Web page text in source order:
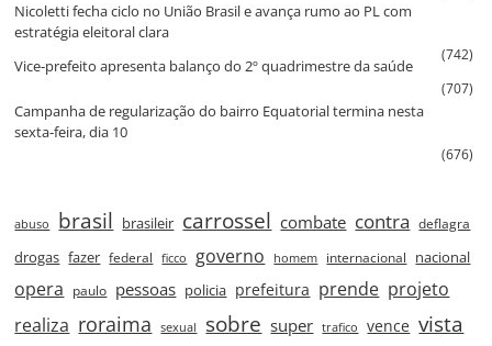
Nicoletti fecha ciclo no União Brasil e avança rumo ao PL com
estratégia eleitoral clara
(742)
Vice‑prefeito apresenta balanço do 2º quadrimestre da saúde
(707)
Campanha de regularização do bairro Equatorial termina nesta
sexta‑feira, dia 10
(676)
abuso brasil brasileir carrossel combate contra deflagra
drogas fazer federal ficco governo homem internacional nacional
opera paulo pessoas policia prefeitura prende projeto
realiza roraima sexual sobre super trafico vence vista